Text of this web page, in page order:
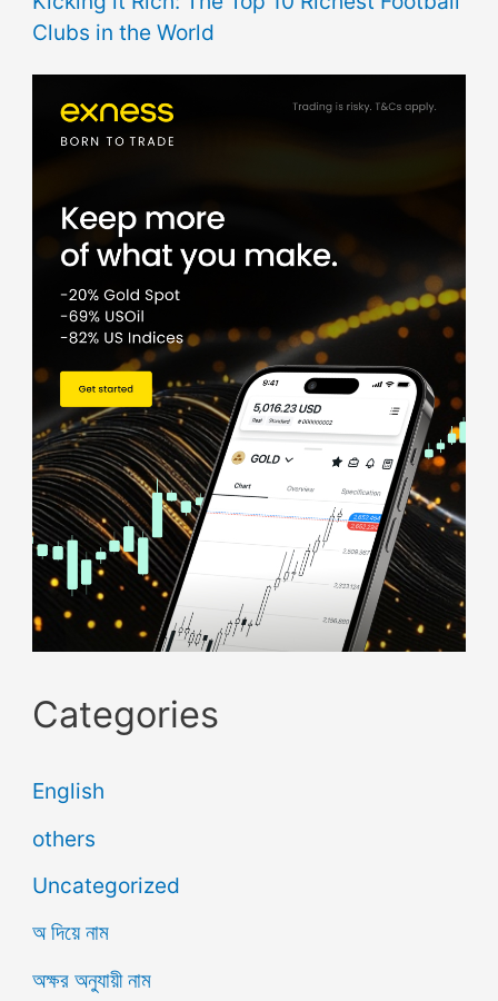
Clubs in the World
Categories
English
others
Uncategorized
অ দিয়ে নাম
অক্ষর অনুযায়ী নাম